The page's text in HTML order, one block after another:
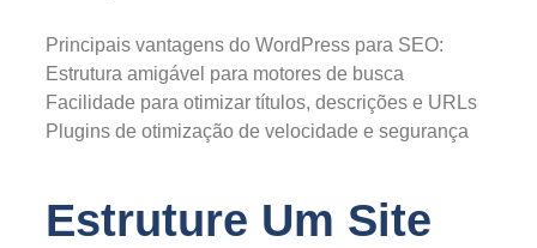
Principais vantagens do WordPress para SEO:
Estrutura amigável para motores de busca
Facilidade para otimizar títulos, descrições e URLs
Plugins de otimização de velocidade e segurança
Estruture Um Site